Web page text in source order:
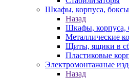
Шкафы, корпуса, боксы
Назад
Шкафы, корпуса,
Металлические
Щиты, ящики в
Пластиковые
Электромонтажные
Назад